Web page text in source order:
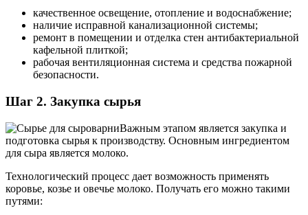
качественное освещение, отопление и водоснабжение;
наличие исправной канализационной системы;
ремонт в помещении и отделка стен антибактериальной
кафельной плиткой;
рабочая вентиляционная система и средства пожарной
безопасности.
Шаг 2. Закупка сырья
Важным этапом является закупка и
подготовка сырья к производству. Основным ингредиентом
для сыра является молоко.
Технологический процесс дает возможность применять
коровье, козье и овечье молоко. Получать его можно такими
путями: